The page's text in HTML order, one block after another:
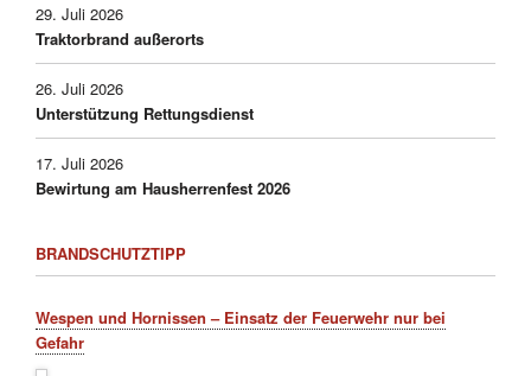
29. Juli 2026
Traktorbrand außerorts
26. Juli 2026
Unterstützung Rettungsdienst
17. Juli 2026
Bewirtung am Hausherrenfest 2026
BRANDSCHUTZTIPP
Wespen und Hornissen – Einsatz der Feuerwehr nur bei
Gefahr